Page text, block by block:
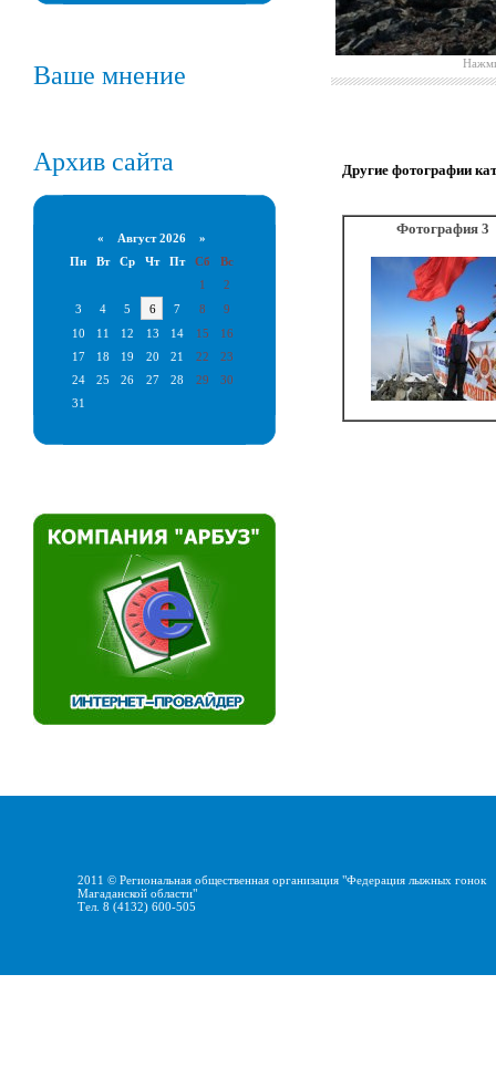
Ваше мнение
Архив сайта
« Август 2026 »
Пн
Вт Ср Чт Пт Сб
Вс
1
2
3
4 5 6 7 8
9
10
11 12 13 14 15
16
17
18 19 20 21 22
23
24
25 26 27 28 29
30
31
Другие фотографии
Фотография 3
2011 © Региональная общественная организация "Федерация лыжных гонок
Магаданской области"
Тел. 8 (4132) 600-505